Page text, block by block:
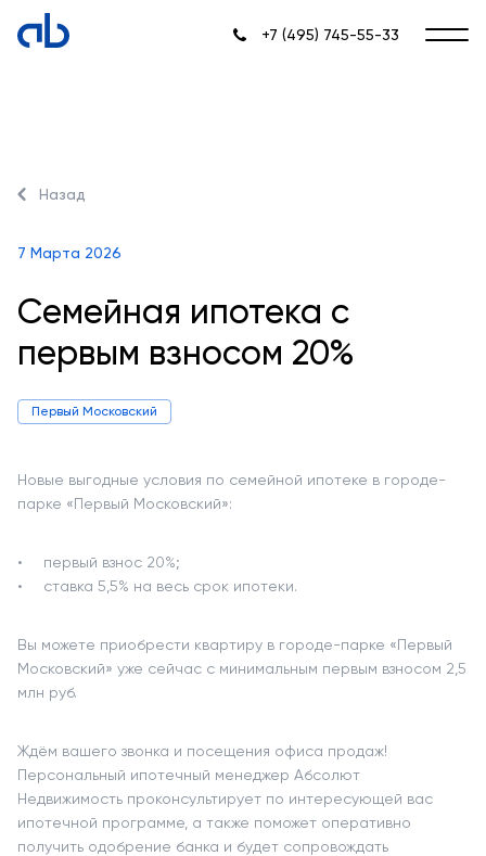
+7 (495) 745-55-33
Назад
7 Марта 2026
Семейная ипотека с
первым взносом 20%
Первый Московский
Новые выгодные условия по семейной ипотеке в городе-
парке «Первый Московский»:
первый взнос 20%;
ставка 5,5% на весь срок ипотеки.
Вы можете приобрести квартиру в городе-парке «Первый
Московский» уже сейчас с минимальным первым взносом 2,5
млн руб.
Ждём вашего звонка и посещения офиса продаж!
Персональный ипотечный менеджер Абсолют
Недвижимость проконсультирует по интересующей вас
ипотечной программе, а также поможет оперативно
получить одобрение банка и будет сопровождать